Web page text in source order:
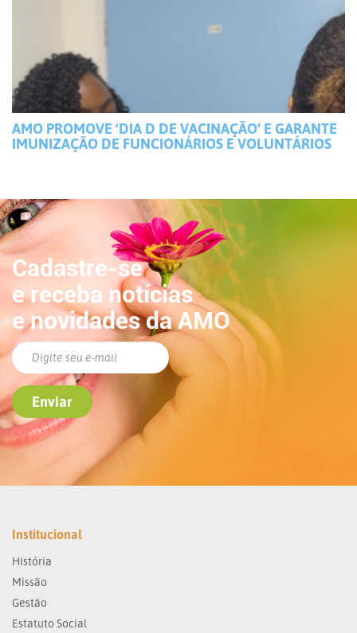
AMO PROMOVE ‘DIA D DE VACINAÇÃO’ E GARANTE
IMUNIZAÇÃO DE FUNCIONÁRIOS E VOLUNTÁRIOS
Cadastre-se
e receba notícias
e novidades da AMO
Institucional
História
Missão
Gestão
Estatuto Social